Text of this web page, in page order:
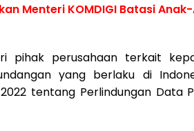
Menteri KOMDIGI Batasi
pihak perusahaan terkait
yang berlaku di
tentang Perlindungan Data